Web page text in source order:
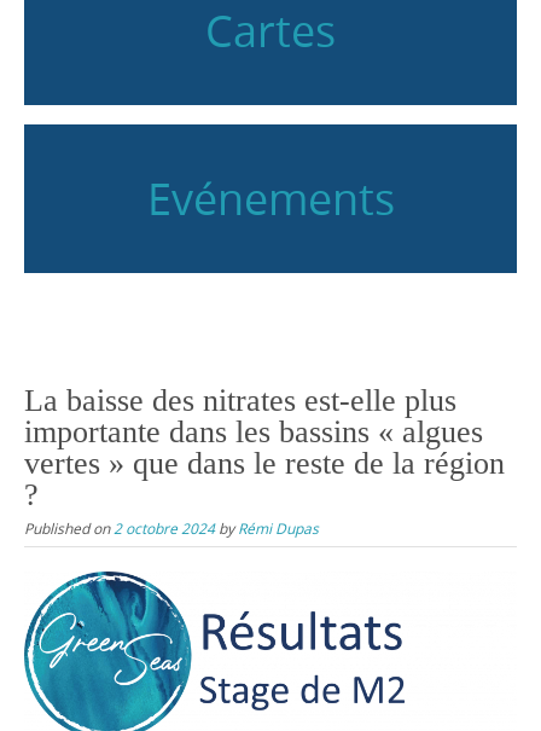
Cartes
Evénements
La baisse des nitrates est-elle plus
importante dans les bassins « algues
vertes » que dans le reste de la région
?
Published on2 octobre 2024byRémi Dupas